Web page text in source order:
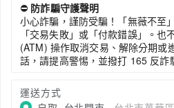
⛔ 防詐騙守護聲明
小心詐騙，謹防受騙！「無薇不至
「交易失敗」或「付款錯誤」。也
(ATM) 操作取消交易、解除分期或
話，請提高警惕，並撥打 165 反詐
運送方式